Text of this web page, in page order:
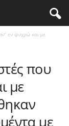
εν ψυχρώ και με
που
με
με